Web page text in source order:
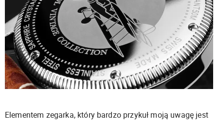
Elementem zegarka, który bardzo przykuł moją uwagę jest